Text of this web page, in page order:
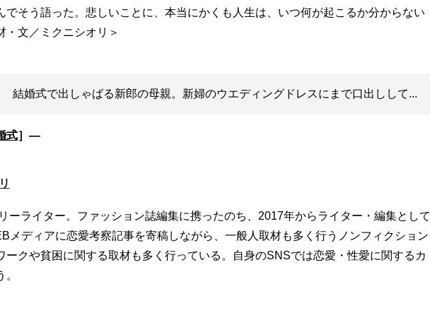
そう語った。悲しいことに、本当にかくも人生は、いつ何が起こるか分からない
結婚式で出しゃばる新郎の母親。新婦のウエディングドレスにまで口出しして...
式］―
ーライター。ファッション誌編集に携ったのち、2017年からライター・編集として
メディアに恋愛考察記事を寄稿しながら、一般人取材も多く行うノンフィクション
ークや貧困に関する取材も多く行っている。自身のSNSでは恋愛・性愛に関するカ